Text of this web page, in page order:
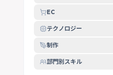
EC
テクノロジー
制作
部門別スキル